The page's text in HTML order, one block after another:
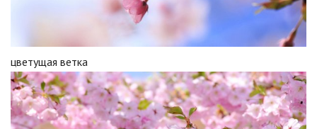
цветущая ветка